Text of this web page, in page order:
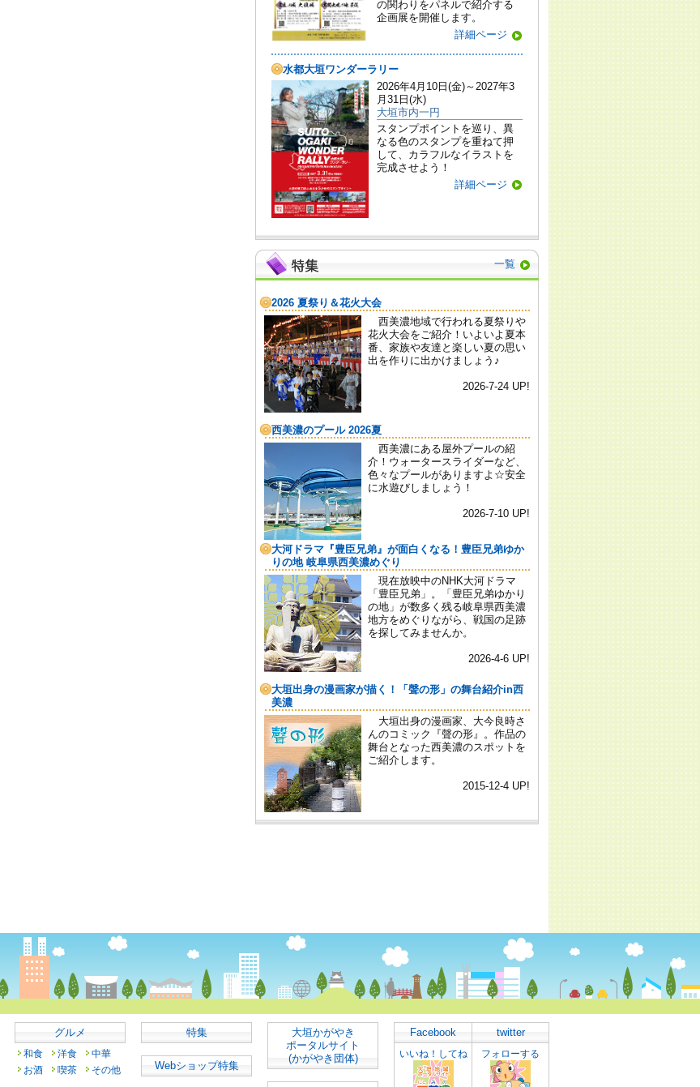
グルメ
和食 洋食
中華
お酒
喫茶 その他
特集
Webショップ特集
大垣かがやき
ポータルサイト
(かがやき団体)
Facebook
いいね！してね
twitter
フォローする